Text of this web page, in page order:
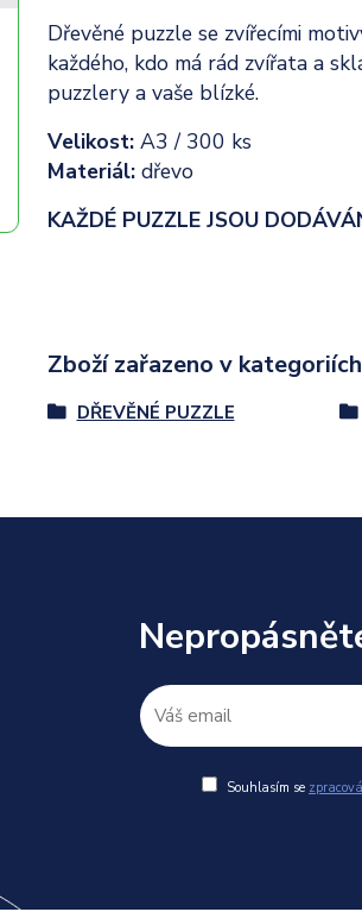
Dřevěné puzzle se zvířecími
každého, kdo má rád zvířata a
puzzlery a vaše blízké.
Velikost: A3 / 300 ks
Materiál:dřevo
KAŽDÉ PUZZLE JSOU
Zboží zařazeno v kategoriích
DŘEVĚNÉ PUZZLE
Souhlasím se